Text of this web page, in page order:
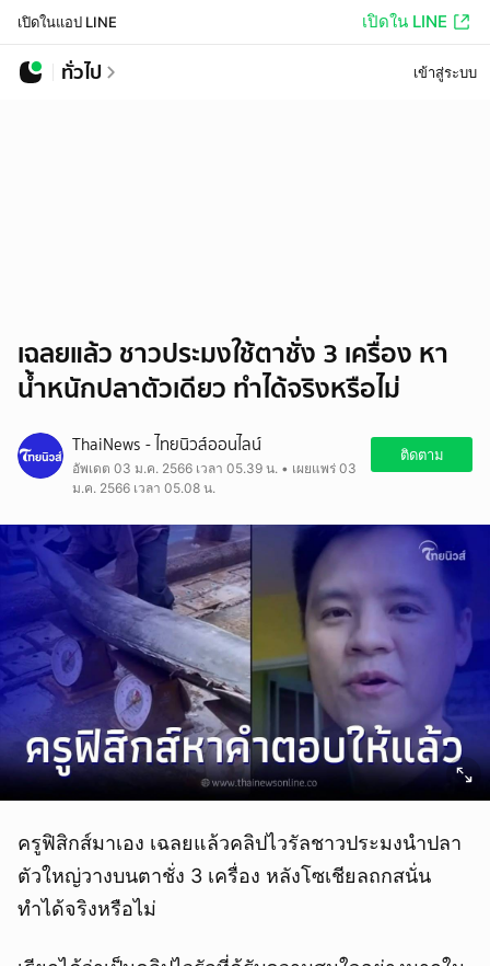
เปิดในแอป LINE เปิดใน LINE
ทั่วไป เข้าสู่ระบบ
เฉลยแล้ว ชาวประมงใช้ตาชั่ง 3 เครื่อง หา
น้ำหนักปลาตัวเดียว ทำได้จริงหรือไม่
ThaiNews - ไทยนิวส์ออนไลน์
อัพเดต 03 ม.ค. 2566 เวลา 05.39 น. • เผยแพร่ 03
ม.ค. 2566 เวลา 05.08 น.
ติดตาม
ครูฟิสิกส์มาเอง เฉลยแล้วคลิปไวรัลชาวประมงนำปลา
ตัวใหญ่วางบนตาชั่ง 3 เครื่อง หลังโซเชียลถกสนั่น
ทำได้จริงหรือไม่